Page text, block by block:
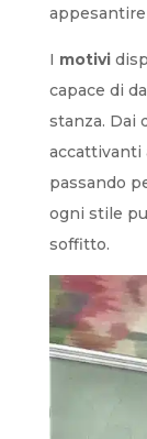
appesantire
I motivi
capace di
stanza. Dai
accattivanti
passando
ogni stile
soffitto.